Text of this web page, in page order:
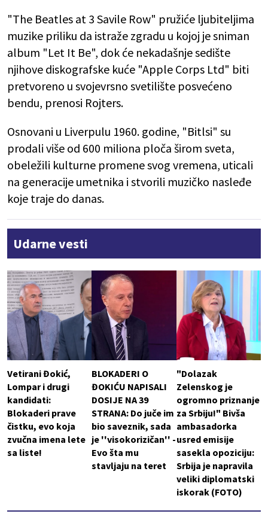
"The Beatles at 3 Savile Row" pružiće ljubiteljima
muzike priliku da istraže zgradu u kojoj je sniman
album "Let It Be", dok će nekadašnje sedište
njihove diskografske kuće "Apple Corps Ltd" biti
pretvoreno u svojevrsno svetilište posvećeno
bendu, prenosi Rojters.
Osnovani u Liverpulu 1960. godine, "Bitlsi" su
prodali više od 600 miliona ploča širom sveta,
obeležili kulturne promene svog vremena, uticali
na generacije umetnika i stvorili muzičko nasleđe
koje traje do danas.
Udarne vesti
Vetirani Đokić,
Lompar i drugi
kandidati:
Blokaderi prave
čistku, evo koja
zvučna imena lete
sa liste!
BLOKADERI O
ĐOKIĆU NAPISALI
DOSIJE NA 39
STRANA: Do juče im
bio saveznik, sada
je ''visokorizičan'' -
Evo šta mu
stavljaju na teret
"Dolazak
Zelenskog je
ogromno priznanje
za Srbiju!" Bivša
ambasadorka
usred emisije
sasekla opoziciju:
Srbija je napravila
veliki diplomatski
iskorak (FOTO)